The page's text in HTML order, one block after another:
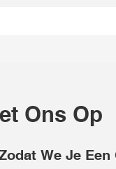
Ons Op
We Je